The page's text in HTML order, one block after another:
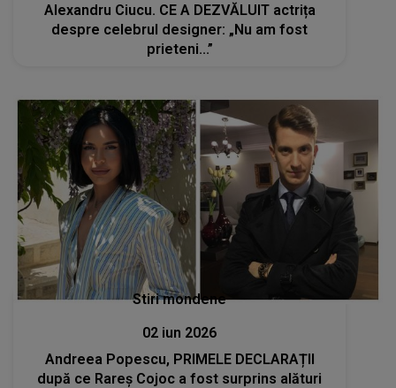
Alexandru Ciucu. CE A DEZVĂLUIT actrița
despre celebrul designer: „Nu am fost
prieteni...”
Stiri mondene
02 iun 2026
Andreea Popescu, PRIMELE DECLARAȚII
după ce Rareș Cojoc a fost surprins alături